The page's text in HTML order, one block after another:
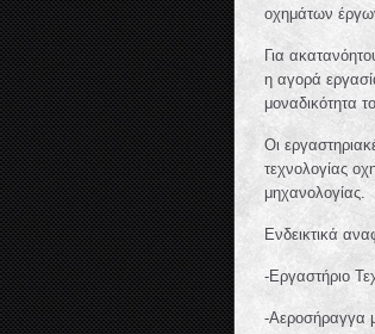
οχημάτων
Για
η αγορά
μοναδικότητα
Οι
τεχνολογίας
μηχανολογίας.
Ενδεικτικά
-Εργαστήριο
-Αεροσήραγγα